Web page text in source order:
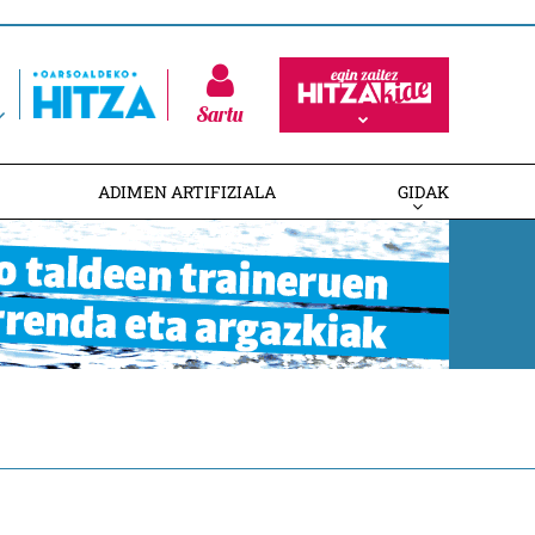
Sartu
ADIMEN ARTIFIZIALA GIDAK